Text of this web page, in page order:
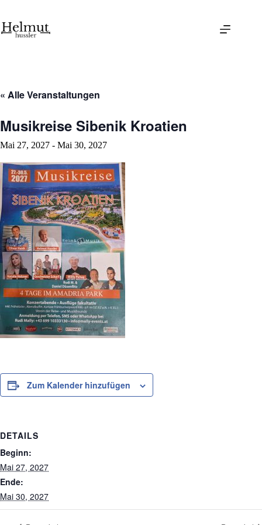
content
« Alle Veranstaltungen
Musikreise Sibenik Kroatien
Mai 27, 2027 - Mai 30, 2027
Zum Kalender hinzufügen
DETAILS
Beginn:
Mai 27, 2027
Ende:
Mai 30, 2027